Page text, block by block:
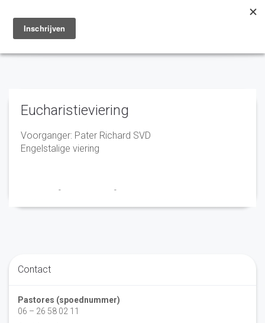
Toggle
navigation
Eucharistieviering
Voorganger: Pater Richard SVD
Engelstalige viering
- -
Contact
Pastores (spoednummer)
06 – 26 58 02 11